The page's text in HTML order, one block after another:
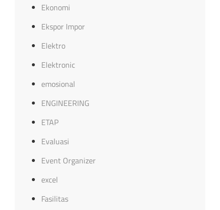
Ekonomi
Ekspor Impor
Elektro
Elektronic
emosional
ENGINEERING
ETAP
Evaluasi
Event Organizer
excel
Fasilitas